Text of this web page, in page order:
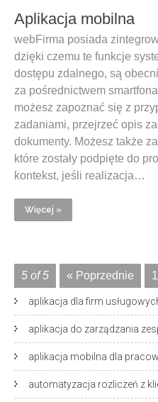
Aplikacja mobilna
webFirma posiada
dzięki czemu te funkcje
dostępu zdalnego, są
za pośrednictwem
możesz zapoznać się z
zadaniami, przejrzeć opis
dokumenty. Możesz także
które zostały podpięte do
kontekst, jeśli realizacja…
Więcej »
5 of 5 « Poprzednie 1
aplikacja dla firm
aplikacja do zarządzania
aplikacja mobilna dla
automatyzacja rozliczeń z